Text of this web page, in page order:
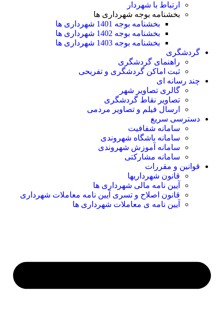
ارتباط با شهردار
بخشنامه بوجه شهرداری ها
بخشنامه بوجه 1401 شهرداری ها
بخشنامه بوجه 1402 شهرداری ها
بخشنامه بوجه 1403 شهرداری ها
گردشگری
راهنمای گردشگری
ثبت اماکن گردشگری و تفریحی
چند رسانه ای
گالری تصاویر شهر
تصاویر نقاط گردشگری
ارسال فیلم و تصاویر مردمی
دسترسی سریع
سامانه شفافیت
سامانه باشگاه شهروندی
سامانه آموزش شهروندی
سامانه مشارکتی
قوانین و مقررات
قانون شهرداریها
آیین نامه مالی شهرداری ها
قانون اصلاح و تسری آیین نامه معاملات شهرداری
آیین نامه ی معاملات شهرداری ها